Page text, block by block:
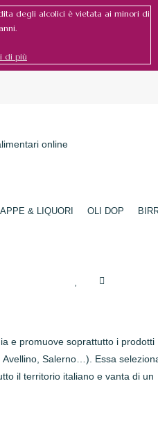
degli alcolici è vietata ai minori di
di più
& LIQUORI OLI DOP
e promuove soprattutto i prodotti
Salerno…). Essa
il territorio italiano e vanta di un